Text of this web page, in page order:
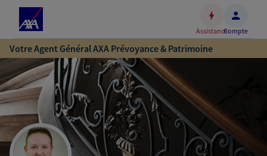
Accéder
au
contenu
principal
Accéder
au
pied
de
page
AssistanceCompte
Votre Agent Général AXA Prévoyance & Patrimoine